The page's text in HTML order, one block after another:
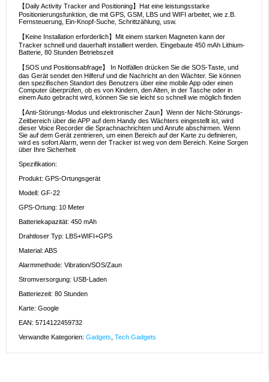
【Daily Activity Tracker and Positioning】Hat eine leistungsstarke
Positionierungsfunktion, die mit GPS, GSM, LBS und WIFI arbeitet, wie z.B.
Fernsteuerung, Ein-Knopf-Suche, Schrittzählung, usw.
【Keine Installation erforderlich】Mit einem starken Magneten kann der
Tracker schnell und dauerhaft installiert werden. Eingebaute 450 mAh Lithium-
Batterie, 80 Stunden Betriebszeit
【SOS und Positionsabfrage】 In Notfällen drücken Sie die SOS-Taste, und
das Gerät sendet den Hilferuf und die Nachricht an den Wächter. Sie können
den spezifischen Standort des Benutzers über eine mobile App oder einen
Computer überprüfen, ob es von Kindern, den Alten, in der Tasche oder in
einem Auto gebracht wird, können Sie sie leicht so schnell wie möglich finden
【Anti-Störungs-Modus und elektronischer Zaun】Wenn der Nicht-Störungs-
Zeitbereich über die APP auf dem Handy des Wächters eingestellt ist, wird
dieser Voice Recorder die Sprachnachrichten und Anrufe abschirmen. Wenn
Sie auf dem Gerät zentrieren, um einen Bereich auf der Karte zu definieren,
wird es sofort Alarm, wenn der Tracker ist weg von dem Bereich. Keine Sorgen
über Ihre Sicherheit
Spezifikation:
Produkt: GPS-Ortungsgerät
Modell: GF-22
GPS-Ortung: 10 Meter
Batteriekapazität: 450 mAh
Drahtloser Typ: LBS+WIFI+GPS
Material: ABS
Alarmmethode: Vibration/SOS/Zaun
Stromversorgung: USB-Laden
Batteriezeit: 80 Stunden
Karte: Google
EAN: 5714122459732
Verwandte Kategorien: Gadgets Tech Gadgets